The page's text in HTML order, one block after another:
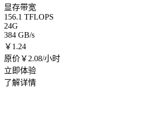
显存带宽
156.1 TFLOPS
24G
384 GB/s
￥ 1.24
原价￥2.08/小时
立即体验
了解详情